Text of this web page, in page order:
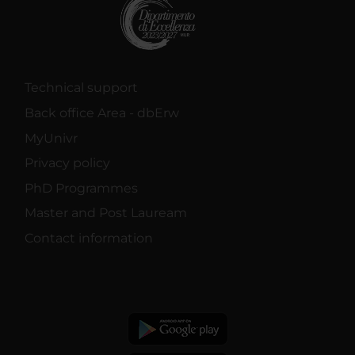
Technical support
Back office Area - dbErw
MyUnivr
Privacy policy
PhD Programmes
Master and Post Lauream
Contact information